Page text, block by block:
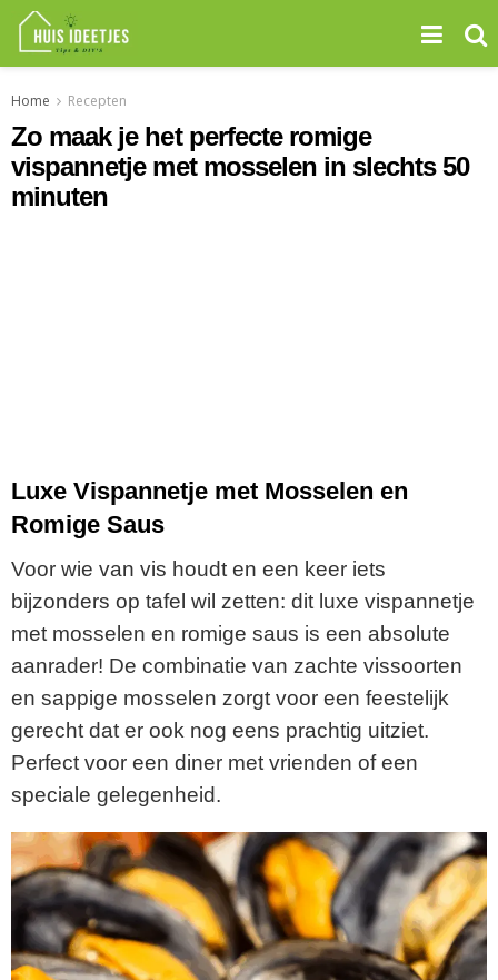
Home Recepten
Zo maak je het perfecte romige
vispannetje met mosselen in slechts 50
minuten
Luxe Vispannetje met Mosselen en
Romige Saus
Voor wie van vis houdt en een keer iets
bijzonders op tafel wil zetten: dit luxe vispannetje
met mosselen en romige saus is een absolute
aanrader! De combinatie van zachte vissoorten
en sappige mosselen zorgt voor een feestelijk
gerecht dat er ook nog eens prachtig uitziet.
Perfect voor een diner met vrienden of een
speciale gelegenheid.